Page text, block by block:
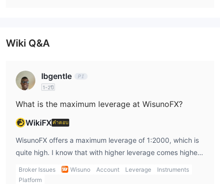
การฝากเงินและการถอนเงิน
Wiki Q&A
Ibgentle
1-2ปี
What is the maximum leverage at WisunoFX?
WikiFXคำตอบ
WisunoFX offers a maximum leverage of 1:2000, which is
quite high. I know that with higher leverage comes higher
risk, so I need to use it cautiously and be aware of the
potential for larger gains and losses.
Broker Issues Wisuno Account Leverage
Instruments
Platform